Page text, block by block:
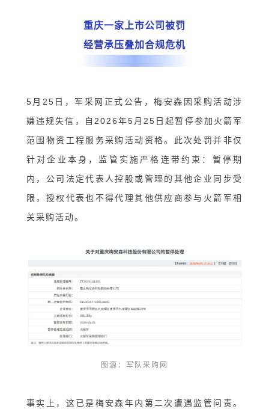
重庆一家上市公司被罚
经营承压叠加合规危机
5月25日，军采网正式公告，梅安森因采购活动涉
嫌违规失信，自2026年5月25日起暂停参加火箭军
范围物资工程服务采购活动资格。此次处罚并非仅
针对企业本身，监管实施严格连带约束：暂停期
内，公司法定代表人控股或管理的其他企业同步受
限，授权代表也不得代理其他供应商参与火箭军相
关采购活动。
图源：军队采购网
事实上，这已是梅安森年内第二次遭遇监管问责。